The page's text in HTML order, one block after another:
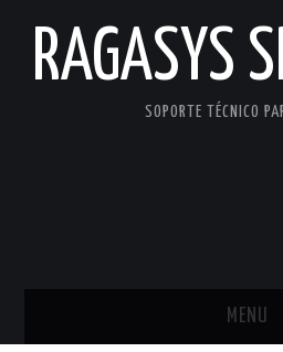
RAGASYS
SOPORTE TÉCNICO
MENU